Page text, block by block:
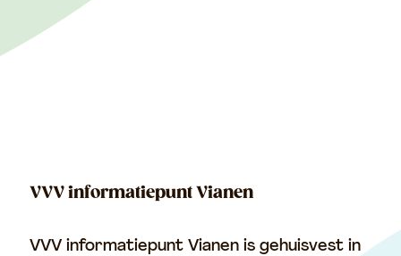
VVV informatiepunt Vianen
VVV informatiepunt Vianen is gehuisvest in